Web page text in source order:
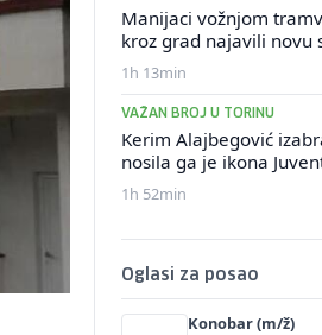
Manijaci vožnjom
kroz grad najavili novu
1h 13min
VAŽAN BROJ U TORINU
Kerim Alajbegović
nosila ga je ikona
1h 52min
Oglasi za posao
Konobar (m/ž)